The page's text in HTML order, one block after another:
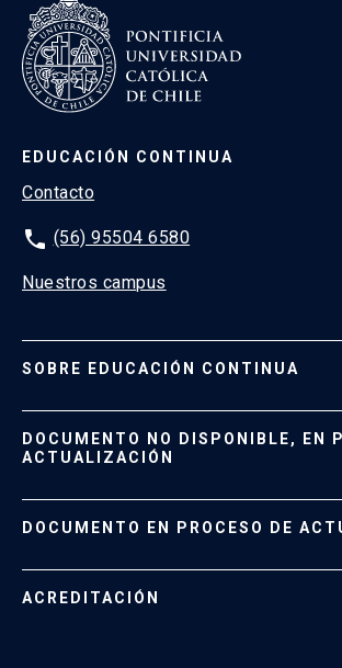
EDUCACIÓN CONTINUA
Contacto
phone (56) 95504 6580
Nuestros campus
SOBRE EDUCACIÓN CONTINUA
Formas de Pago
Políticas de Retiro, Devolución e
DOCUMENTO NO DISPONIBLE, EN
ACTUALIZACIÓN
Documento No Disponible
DOCUMENTO EN PROCESO DE
ACREDITACIÓN